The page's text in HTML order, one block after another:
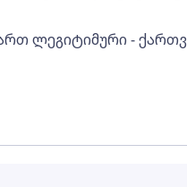
ლეგიტიმური -